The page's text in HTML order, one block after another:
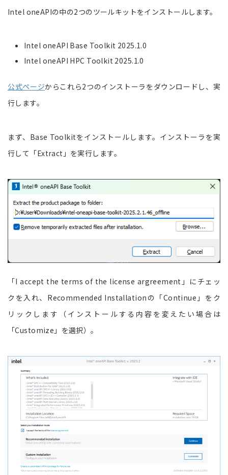
Intel oneAPIの中の2つのツールキットをインストールします。
Intel oneAPI Base Toolkit 2025.1.0
Intel oneAPI HPC Toolkit 2025.1.0
公式ページからこれら2つのインストーラをダウンロードし、実
行します。
まず、Base Toolkitをインストールします。インストーラを実
行して「Extract」を実行します。
「I accept the terms of the license argreement」にチェッ
クを入れ、Recommended Installationの「Continue」をク
リックします（インストールする内容を変えたい場合は
「Customize」を選択）。